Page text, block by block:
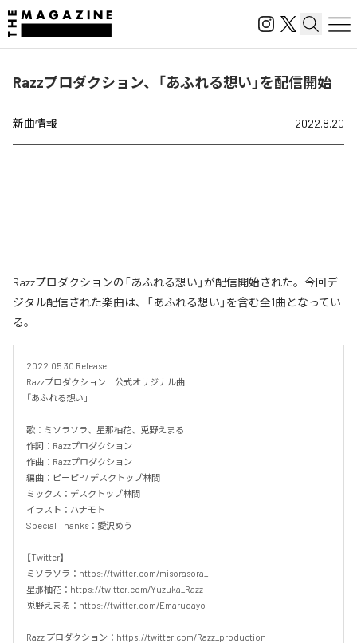
Razzプロダクション、「あふれる想い」を配信開始
新曲情報 2022.8.20
Razzプロダクションの「あふれる想い」が配信開始された。今回デ
ジタル配信された楽曲は、「あふれる想い」を含む全1曲となってい
る。
2022.05.30 Release
Razzプロダクション　公式オリジナル曲
「あふれる想い」
歌：ミソラソラ、星那柚花、兎野えまる
作詞：Razzプロダクション
作曲：Razzプロダクション
編曲：ピーピP / デスクトップ林間
ミックス：デスクトップ林間
イラスト：ハナモト
Special Thanks：愛沢めう
【Twitter】
ミソラソラ：https://twitter.com/misorasora_
星那柚花：https://twitter.com/Yuzuka_Razz
兎野えまる：https://twitter.com/Emarudayo
Razz プロダクション：https://twitter.com/Razz_production